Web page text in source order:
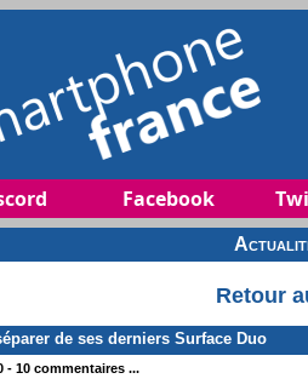
Facebook
Retour
de ses derniers Surface Duo
- 10 commentaires ...